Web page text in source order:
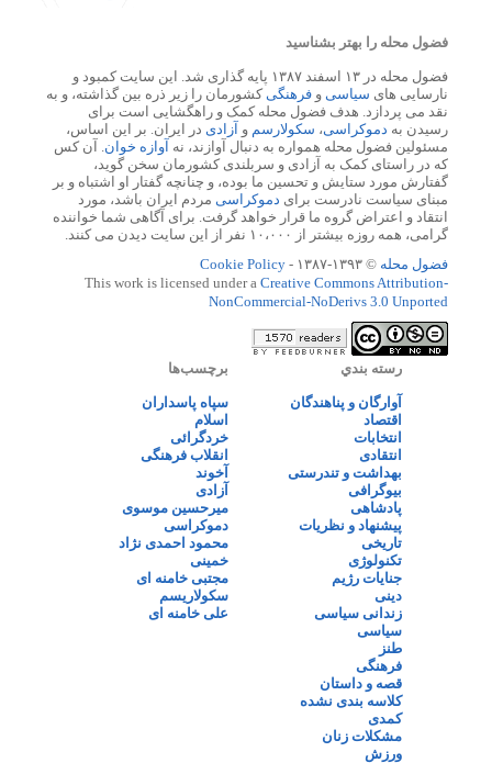
فضول محله را بهتر بشناسید
فضول محله در ۱۳ اسفند ۱۳۸۷ پایه گذاری شد. این سایت کمبود و
نارسایی های سیاسی و فرهنگیکشورمان را زیر ذره بین گذاشته، و به
نقد می پردازد. هدف فضول محله کمک و راهگشایی است برای
رسیدن به دموکراسی، سکولارسم و آزادی در ایران. بر این اساس،
مسئولین فضول محله همواره به دنبال آوازند، نه آوازه خوان. آن کس
که در راستای کمک به آزادی و سربلندی کشورمان سخن گوید،
گفتارش مورد ستایش و تحسین ما بوده، و چنانچه گفتار او اشتباه و بر
مبنای سیاست نادرست برای دموکراسی مردم ایران باشد، مورد
انتقاد و اعتراض گروه ما قرار خواهد گرفت. برای آگاهی شما خواننده
گرامی، همه روزه بیشتر از ۱۰،۰۰۰ نفر از این سایت دیدن می کنند.
فضول محله © ۱۳۹۳-۱۳۸۷ -
Cookie Policy
This work is licensed under a Creative Commons Attribution-
NonCommercial-NoDerivs 3.0 Unported
رسته بندي
آوارگان و پناهندگان
اقتصاد
انتخابات
انتقادی
بهداشت و تندرستی
بیوگرافی
پادشاهی
پیشنهاد و نظریات
تاریخی
تکنولوژی
جنایات رژیم
دینی
زندانی سیاسی
سیاسی
طنز
فرهنگی
قصه و داستان
کلاسه بندی نشده
کمدی
مشکلات زنان
ورزش
برچسب‌ها
سپاه پاسداران
اسلام
خردگرائی
انقلاب فرهنگی
آخوند
آزادی
میرحسین موسوی
دموکراسی
محمود احمدی نژاد
خمینی
مجتبی خامنه ای
سکولاریسم
علی خامنه ای